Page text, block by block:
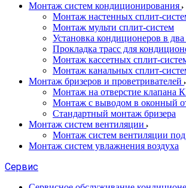
Монтаж систем кондиционирования
Монтаж настенных сплит-
Монтаж мульти сплит-систем
Установка кондиционеров в два
Прокладка трасс для
Монтаж кассетных сплит-
Монтаж канальных сплит-
Монтаж бризеров и проветривателей
Монтаж на отверстие клапана
Монтаж с выводом в оконный
Стандартный монтаж бризера
Монтаж систем вентиляции
Монтаж систем вентиляции
Монтаж систем увлажнения воздуха
Сервис